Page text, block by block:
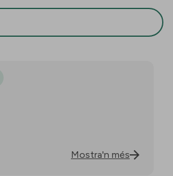
Mostra'n més